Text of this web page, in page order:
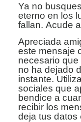
Ya no
eterno en los
fallan. Acude
Apreciada
este mensaje
necesario
no ha dejado
instante.
sociales que
bendice a
recibir los
deja tus datos